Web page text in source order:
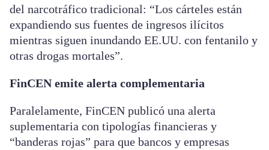
del narcotráfico tradicional: “Los cárteles están
expandiendo sus fuentes de ingresos ilícitos
mientras siguen inundando EE.UU. con fentanilo y
otras drogas mortales”.
FinCEN emite alerta complementaria
Paralelamente, FinCEN publicó una alerta
suplementaria con tipologías financieras y
“banderas rojas” para que bancos y empresas